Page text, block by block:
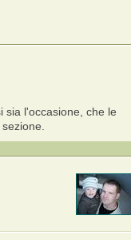
sia l'occasione, che le